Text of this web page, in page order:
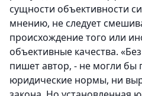
сущности объективности
мнению, не следует
происхождение того или
объективные качества.
пишет автор, - не могли бы
юридические нормы, ни